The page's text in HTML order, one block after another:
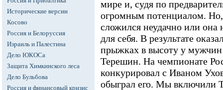
Исторические версии
Косово
Россия и Белоруссия
Израиль и Палестина
Дело ЮКОСа
Защита Химкинского леса
Дело Бульбова
Россия и финансовый кризис
мире и, судя по
огромным потенциалом.
сложился неудачно или она
для себя. В результате
прыжках в высоту у
Терешин. На чемпионате
конкурировал с Иваном
обыграл его. Мы включили